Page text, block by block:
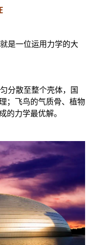
是一位运用力学的大
分散至整个壳体，国
；飞鸟的气质骨、植物
的力学最优解。